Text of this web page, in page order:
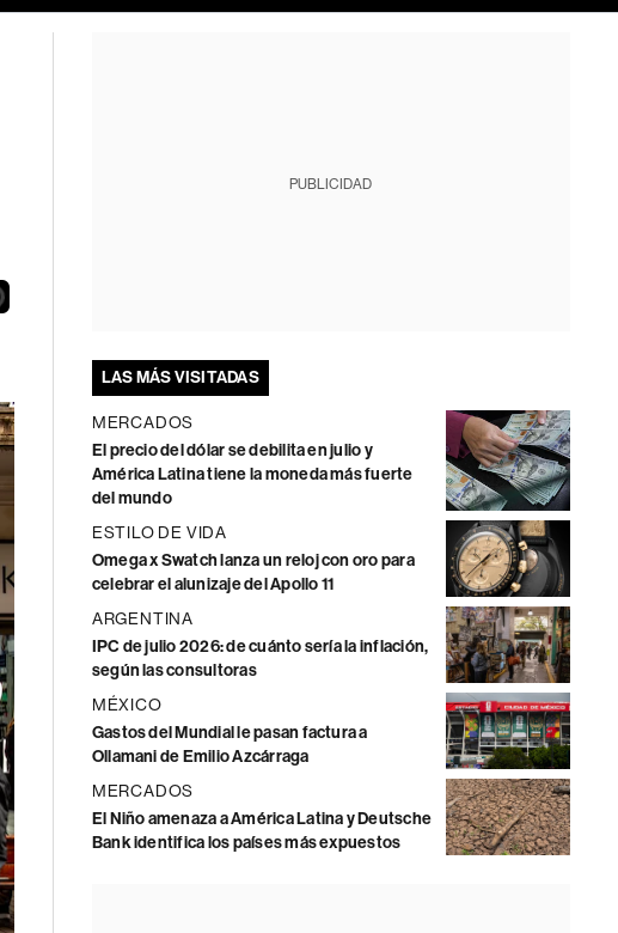
PUBLICIDAD
LAS MÁS VISITADAS
MERCADOS
El precio del dólar se debilita en julio y
América Latina tiene la moneda más fuerte
del mundo
ESTILO DE VIDA
Omega x Swatch lanza un reloj con oro para
celebrar el alunizaje del Apollo 11
ARGENTINA
IPC de julio 2026: de cuánto sería la inflación,
según las consultoras
MÉXICO
Gastos del Mundial le pasan factura a
Ollamani de Emilio Azcárraga
MERCADOS
El Niño amenaza a América Latina y Deutsche
Bank identifica los países más expuestos